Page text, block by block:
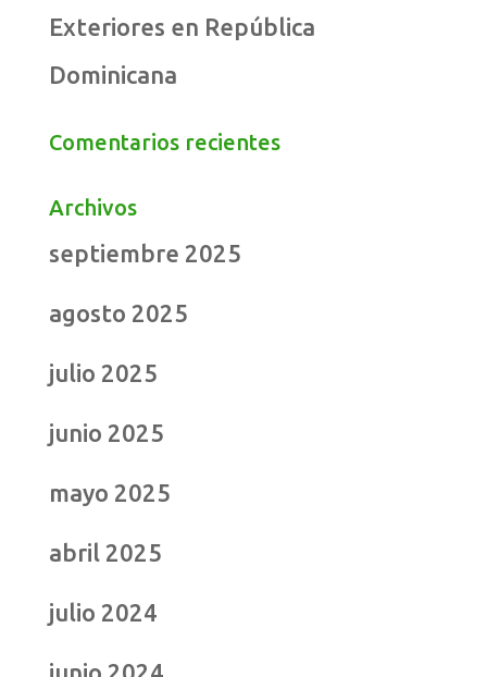
Exteriores en República
Dominicana
Comentarios recientes
Archivos
septiembre 2025
agosto 2025
julio 2025
junio 2025
mayo 2025
abril 2025
julio 2024